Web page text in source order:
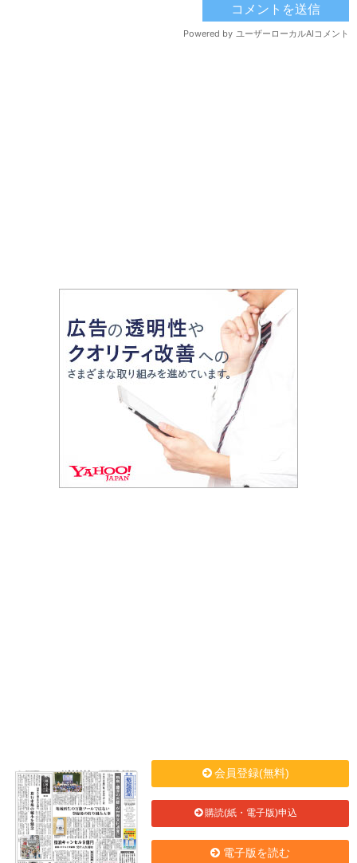
会員登録(無料)
購読(紙・電子版)申込
電子版を読む